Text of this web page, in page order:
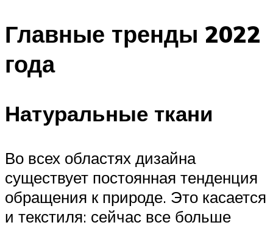
Главные тренды 2022
года
Натуральные ткани
Во всех областях дизайна
существует постоянная тенденция
обращения к природе. Это касается
и текстиля: сейчас все больше